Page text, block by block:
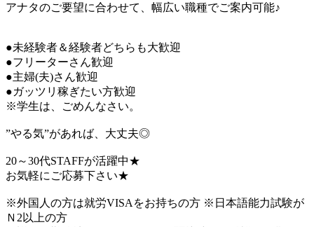
アナタのご要望に合わせて、幅広い職種でご案内可能♪
●未経験者＆経験者どちらも大歓迎
●フリーターさん歓迎
●主婦(夫)さん歓迎
●ガッツリ稼ぎたい方歓迎
※学生は、ごめんなさい。
”やる気”があれば、大丈夫◎
20～30代STAFFが活躍中★
お気軽にご応募下さい★
※外国人の方は就労VISAをお持ちの方 ※日本語能力試験が
Ｎ2以上の方